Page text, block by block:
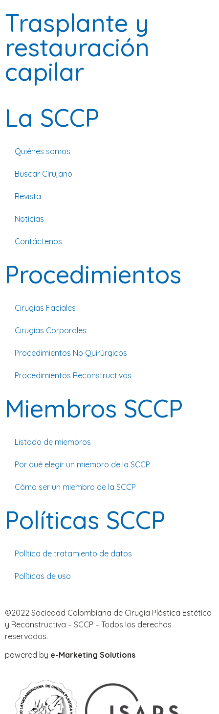
Trasplante y
restauración
capilar
La SCCP
Quiénes somos
Buscar Cirujano
Revista
Noticias
Contáctenos
Procedimientos
Cirugías Faciales
Cirugías Corporales
Procedimientos No Quirúrgicos
Procedimientos Reconstructivos
Miembros SCCP
Listado de miembros
Por qué elegir un miembro de la SCCP
Cómo ser un miembro de la SCCP
Políticas SCCP
Política de tratamiento de datos
Políticas de uso
©2022 Sociedad Colombiana de Cirugía Plástica Estética
y Reconstructiva – SCCP – Todos los derechos
reservados.
powered by e-Marketing Solutions